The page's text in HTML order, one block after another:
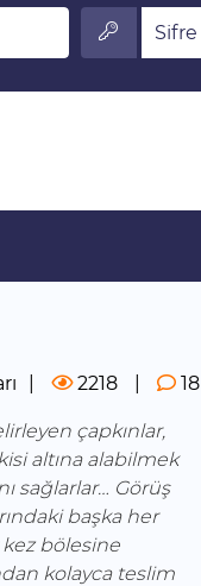
Sifre
2218 18
çapkınlar,
altına alabilmek
sağlarlar… Görüş
başka her
bölesine
kolayca teslim